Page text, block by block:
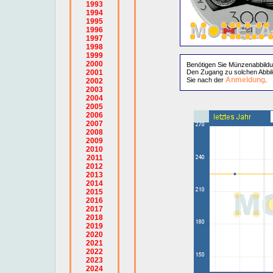
1993
1994
1995
1996
1997
1998
1999
2000
2001
2002
2003
2004
2005
2006
2007
2008
2009
2010
2011
2012
2013
2014
2015
2016
2017
2018
2019
2020
2021
2022
2023
2024
Benötigen Sie
Den Zugang zu solchen
Sie nach der Anmeldung.